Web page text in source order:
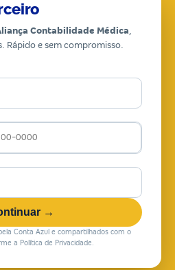
Contabilidade Médica,
Rápido e sem compromisso.
→
Conta Azul e compartilhados com o
a Política de Privacidade.